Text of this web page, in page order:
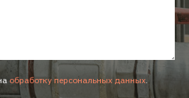
обработку персональных данных.